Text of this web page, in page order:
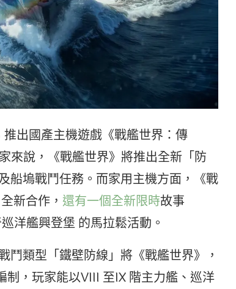
出國產主機遊戲《戰艦世界：傳
來說，《戰艦世界》將推出全新「防
船塢戰鬥任務。而家用主機方面，《戰
全新合作， 還有一個全新限時故事
洋艦興登堡 的馬拉鬆活動。
鬥類型「鐵壁防線」將《戰艦世界》，
，玩家能以VIII 至IX 階主力艦、巡洋